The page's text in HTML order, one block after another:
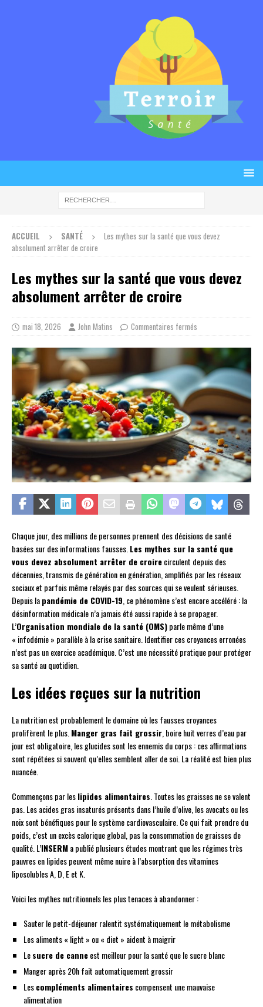
ACCUEIL SANTÉ
Les mythes sur la santé que vous devez
absolument arrêter de croire
Les mythes sur la santé que vous devez
absolument arrêter de croire
mai 18, 2026 John Matins Commentaires fermés
Chaque jour, des millions de personnes prennent des décisions de santé
basées sur des informations fausses. Les mythes sur la santé que
vous devez absolument arrêter de croirecirculent depuis des
décennies, transmis de génération en génération, amplifiés par les réseaux
sociaux et parfois même relayés par des sources qui se veulent sérieuses.
Depuis lapandémie de COVID-19 , ce phénomène s’est encore accéléré : la
désinformation médicale n’a jamais été aussi rapide à se propager.
L’Organisation mondiale de la santé (OMS)parle même d’une
« infodémie » parallèle à la crise sanitaire. Identifier ces croyances erronées
n’est pas un exercice académique. C’est une nécessité pratique pour protéger
sa santé au quotidien.
Les idées reçues sur la nutrition
La nutrition est probablement le domaine où les fausses croyances
prolifèrent le plus. Manger gras fait grossir , boire huit verres d’eau par
jour est obligatoire, les glucides sont les ennemis du corps : ces affirmations
sont répétées si souvent qu’elles semblent aller de soi. La réalité est bien plus
nuancée.
Commençons par leslipides alimentaires . Toutes les graisses ne se valent
pas. Les acides gras insaturés présents dans l’huile d’olive, les avocats ou les
noix sont bénéfiques pour le système cardiovasculaire. Ce qui fait prendre du
poids, c’est un excès calorique global, pas la consommation de graisses de
qualité. L’INSERMa publié plusieurs études montrant que les régimes très
pauvres en lipides peuvent même nuire à l’absorption des vitamines
liposolubles A, D, E et K.
Voici les mythes nutritionnels les plus tenaces à abandonner :
Sauter le petit-déjeuner ralentit systématiquement le métabolisme
Les aliments « light » ou « diet » aident à maigrir
Lesucre de canneest meilleur pour la santé que le sucre blanc
Manger après 20h fait automatiquement grossir
Lescompléments alimentaires compensent une mauvaise
alimentation